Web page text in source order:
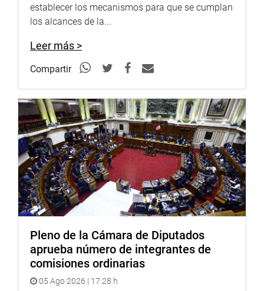
Puede encontrar más información en nuestra página web
y redes sociales.
http://www.congreso.gob.pe/
Facebook:
https://www.facebook.com/congresodelarepublicadelperu?
fref=ts
Twitter:https://twitter.com/congresoperu
<https://twitter.com/congresoperu>
Youtube:http://www.youtube.com/congresoperu
<http://www.youtube.com/congresoperu>
Soundcloud:https://soundcloud.com/radiocongreso
<https://soundcloud.com/radiocongreso>
establecer los mecanismos para que se cumplan
los alcances de la...
Leer más >
Compartir
Pleno de la Cámara de Diputados
aprueba número de integrantes de
comisiones ordinarias
05 Ago 2026 | 17:28 h